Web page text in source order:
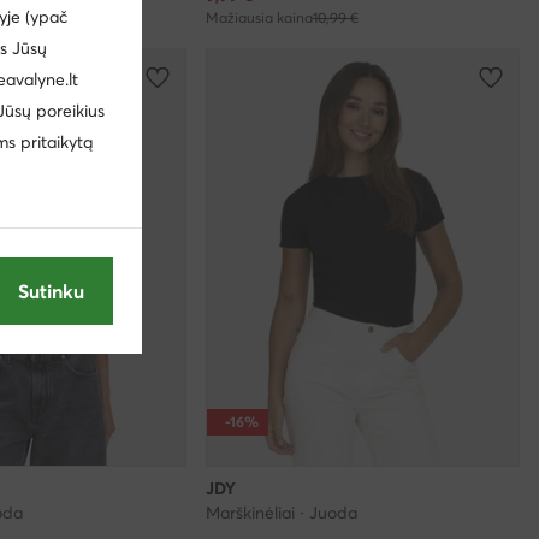
€ Mažiausia kaina10,99 €
-16%
JDY
Marškinėliai · Juoda
(ypač
Jūsų
poreikius
pritaikytą
Sutinku